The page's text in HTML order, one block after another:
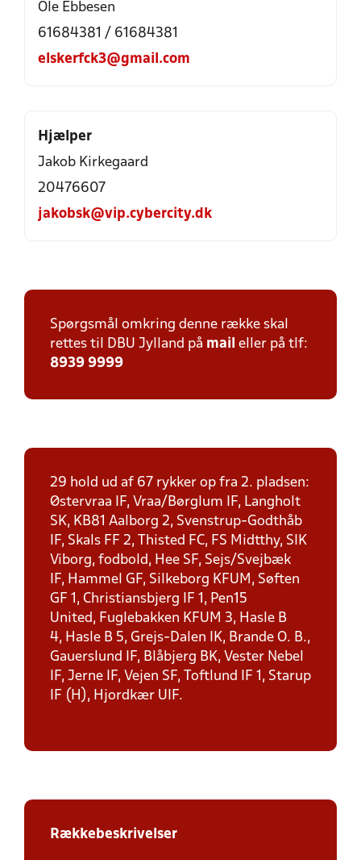
Ole Ebbesen
61684381 / 61684381
elskerfck3@gmail.com
Hjælper
Jakob Kirkegaard
20476607
jakobsk@vip.cybercity.dk
Spørgsmål omkring denne række skal
rettes til DBU Jylland på mail eller på tlf:
8939 9999
29 hold ud af 67 rykker op fra 2. pladsen:
Østervraa IF, Vraa/Børglum IF, Langholt
SK, KB81 Aalborg 2, Svenstrup-Godthåb
IF, Skals FF 2, Thisted FC, FS Midtthy, SIK
Viborg, fodbold, Hee SF, Sejs/Svejbæk
IF, Hammel GF, Silkeborg KFUM, Søften
GF 1, Christiansbjerg IF 1, Pen15
United, Fuglebakken KFUM 3, Hasle B
4, Hasle B 5, Grejs-Dalen IK, Brande O. B.,
Gauerslund IF, Blåbjerg BK, Vester Nebel
IF, Jerne IF, Vejen SF, Toftlund IF 1, Starup
IF (H), Hjordkær UIF.
Rækkebeskrivelser